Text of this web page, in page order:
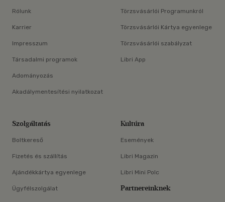
Rólunk
Karrier
Impresszum
Társadalmi programok
Adományozás
Akadálymentesítési nyilatkozat
Törzsvásárlói Programunkról
Törzsvásárlói Kártya egyenlege
Törzsvásárlói szabályzat
Libri App
Szolgáltatás
Boltkereső
Fizetés és szállítás
Ajándékkártya egyenlege
Ügyfélszolgálat
Kultúra
Események
Libri Magazin
Libri Mini Polc
Partnereinknek